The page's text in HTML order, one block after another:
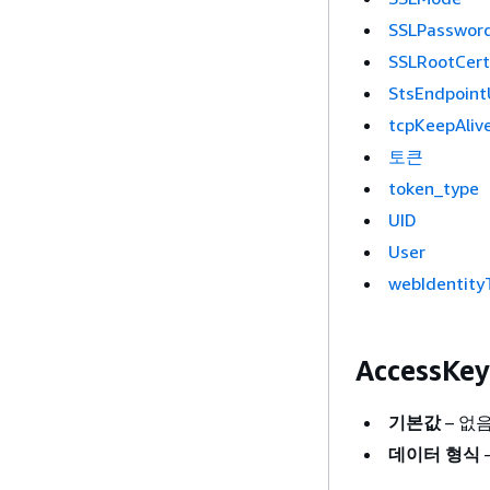
SSLRootCert
토큰
token_type
UID
User
기본값– 없
데이터 형식